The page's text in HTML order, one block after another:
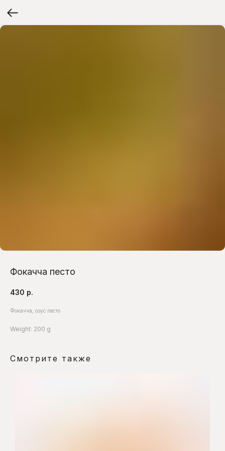
Фокачча песто
430 р.
Фокачча, соус песто
Weight: 200 g
Смотрите также